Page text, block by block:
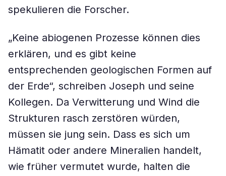
spekulieren die Forscher.
„Keine abiogenen Prozesse können dies
erklären, und es gibt keine
entsprechenden geologischen Formen auf
der Erde“, schreiben Joseph und seine
Kollegen. Da Verwitterung und Wind die
Strukturen rasch zerstören würden,
müssen sie jung sein. Dass es sich um
Hämatit oder andere Mineralien handelt,
wie früher vermutet wurde, halten die